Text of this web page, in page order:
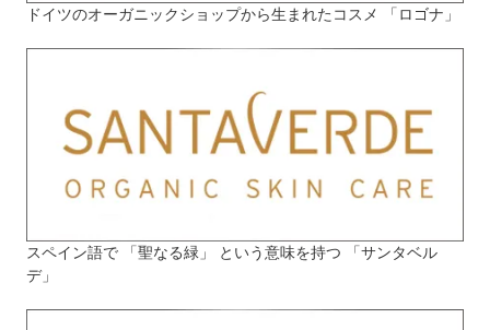
ドイツのオーガニックショップから生まれたコスメ 「ロゴナ」
スペイン語で 「聖なる緑」 という意味を持つ 「サンタベル
デ」